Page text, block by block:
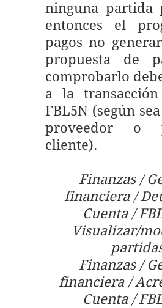
ninguna partida
entonces el
pagos no
propuesta de
comprobarlo
a la
FBL5N (según
proveedor o
cliente).
Finanzas /
financiera /
Cuenta /
Visualizar/
Finanzas /
financiera /
Cuenta /